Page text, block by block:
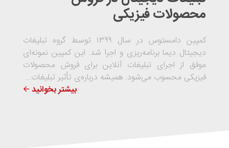
محصولات فیزیکی
کمپین دامستوس در سال ۱۳۹۹ توسط گروه تبلیغات
دیجیتال دیما برنامه‌ریزی و اجرا شد. این کمپین نمونه‌ای
موفق از اجرای تبلیغات آنلاین برای فروش محصولات
فیزیکی محسوب می‌شود. همیشه درباره‌ی تأثیر تبلیغات...
بیشتر بخوانید 🡨